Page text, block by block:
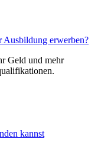
Ausbildung erwerben?
Geld und mehr
kannst